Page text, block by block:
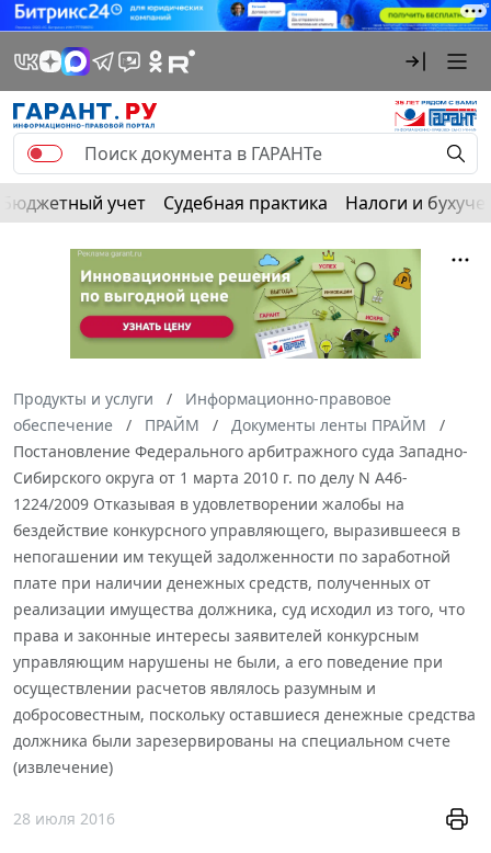
Бюджетный учет Судебная практика Налоги и
Продукты и услуги
Информационно-правовое
обеспечение
ПРАЙМ
Документы ленты ПРАЙМ
Постановление Федерального арбитражного суда Западно-
Сибирского округа от 1 марта 2010 г. по делу N А46-
1224/2009 Отказывая в удовлетворении жалобы на
бездействие конкурсного управляющего, выразившееся в
непогашении им текущей задолженности по заработной
плате при наличии денежных средств, полученных от
реализации имущества должника, суд исходил из того, что
права и законные интересы заявителей конкурсным
управляющим нарушены не были, а его поведение при
осуществлении расчетов являлось разумным и
добросовестным, поскольку оставшиеся денежные средства
должника были зарезервированы на специальном счете
(извлечение)
28 июля 2016